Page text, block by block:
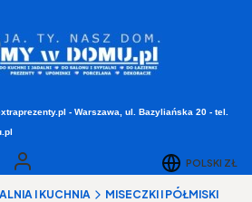
- Warszawa, ul. Bazyliańska 20 - tel.
Zobacz szczegóły
Zaloguj się POLSKI ZŁ
I KUCHNIA MISECZKI I PÓŁMISKI